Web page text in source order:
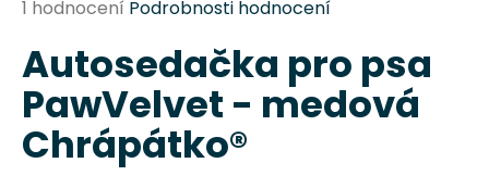
Průměrné
produktu
je
5,0
5
1 hodnocení Podrobnosti hodnocení
Autosedačka pro psa
PawVelvet - medová
Chrápátko®
j
í
t
?